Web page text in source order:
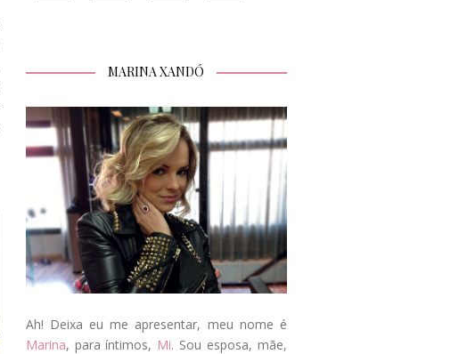
MARINA XANDÓ
Ah! Deixa eu me apresentar, meu nome é
Marina, para íntimos, Mi. Sou esposa, mãe,